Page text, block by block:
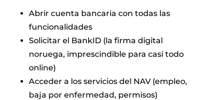
Abrir cuenta bancaria con todas las
funcionalidades
Solicitar el BankID (la firma digital
noruega, imprescindible para casi todo
online)
Acceder a los servicios del NAV (empleo,
baja por enfermedad, permisos)